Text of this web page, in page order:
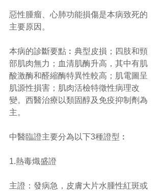
惡性腫瘤、心肺功能損傷是本病致死的
主要原因。
本病的診斷要點︰典型皮損；四肢和頸
部肌肉無力；血清肌酶升高，其中有肌
酸激酶和醛縮酶特異性較高；肌電圖呈
肌源性損害；肌肉活檢特徵性病理改
變。西醫治療以類固醇及免疫抑制劑為
主。
中醫臨證主要分為以下3種證型︰
1.熱毒熾盛證
主證：發病急，皮膚大片水腫性紅斑或